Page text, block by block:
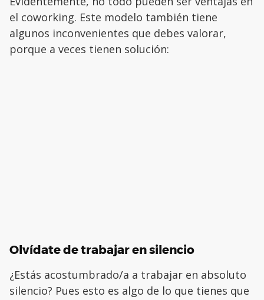
el coworking. Este modelo también tiene
algunos inconvenientes que debes valorar,
porque a veces tienen solución:
Olvídate de trabajar en silencio
¿Estás acostumbrado/a a trabajar en absoluto
silencio? Pues esto es algo de lo que tienes que